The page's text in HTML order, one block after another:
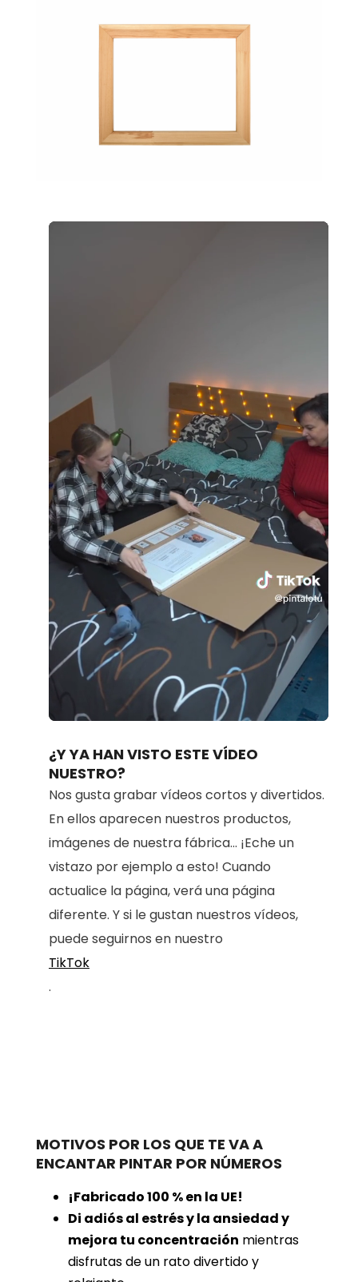
Unmute Loaded
80.91%
¿Y YA HAN VISTO ESTE VÍDEO
NUESTRO?
Nos gusta grabar vídeos cortos y divertidos.
En ellos aparecen nuestros productos,
imágenes de nuestra fábrica... ¡Eche un
vistazo por ejemplo a esto! Cuando
actualice la página, verá una página
diferente. Y si le gustan nuestros vídeos,
puede seguirnos en nuestro
TikTok
.
MOTIVOS POR LOS QUE TE VA A
ENCANTAR PINTAR POR NÚMEROS
¡Fabricado 100 % en la UE!
Di adiós al estrés y la ansiedad y
mejora tu concentración mientras
disfrutas de un rato divertido y